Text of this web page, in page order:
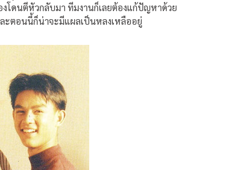
โดนตีหัวกลับมา ทีมงานก็เลยต้องแก้ปัญหาด้วย
ะตอนนี้ก็น่าจะมีแผลเป็นหลงเหลืออยู่